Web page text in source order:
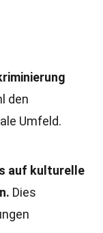
den
Umfeld.
auf kulturelle
Dies